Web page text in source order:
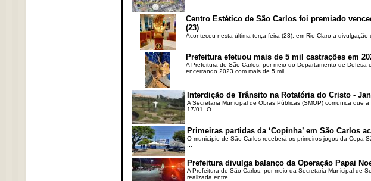
Centro Estético de São Carlos foi premiado
(23)
Aconteceu nesta última terça-feira (23), em Rio Claro a
Prefeitura efetuou mais de 5 mil castrações em
A Prefeitura de São Carlos, por meio do Departamento de Defesa
encerrando 2023 com mais de 5 mil ...
Interdição de Trânsito na Rotatória do Cristo -
A Secretaria Municipal de Obras Públicas (SMOP) comunica que
17/01. O ...
Primeiras partidas da ‘Copinha’ em São Carlos
O município de São Carlos receberá os primeiros jogos da Copa
Prefeitura divulga balanço da Operação Papai
A Prefeitura de São Carlos, por meio da Secretaria Municipal de
realizada entre ...